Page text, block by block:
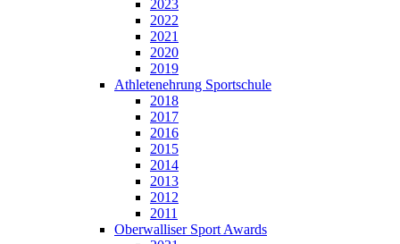
2023
2022
2021
2020
2019
Athletenehrung Sportschule
2018
2017
2016
2015
2014
2013
2012
2011
Oberwalliser Sport Awards